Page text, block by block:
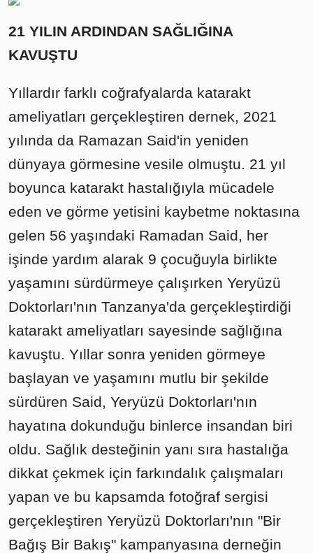
21 YILIN ARDINDAN SAĞLIĞINA
KAVUŞTU
Yıllardır farklı coğrafyalarda katarakt
ameliyatları gerçekleştiren dernek, 2021
yılında da Ramazan Said'in yeniden
dünyaya görmesine vesile olmuştu. 21 yıl
boyunca katarakt hastalığıyla mücadele
eden ve görme yetisini kaybetme noktasına
gelen 56 yaşındaki Ramadan Said, her
işinde yardım alarak 9 çocuğuyla birlikte
yaşamını sürdürmeye çalışırken Yeryüzü
Doktorları'nın Tanzanya'da gerçekleştirdiği
katarakt ameliyatları sayesinde sağlığına
kavuştu. Yıllar sonra yeniden görmeye
başlayan ve yaşamını mutlu bir şekilde
sürdüren Said, Yeryüzü Doktorları'nın
hayatına dokunduğu binlerce insandan biri
oldu. Sağlık desteğinin yanı sıra hastalığa
dikkat çekmek için farkındalık çalışmaları
yapan ve bu kapsamda fotoğraf sergisi
gerçekleştiren Yeryüzü Doktorları'nın "Bir
Bağış Bir Bakış" kampanyasına derneğin